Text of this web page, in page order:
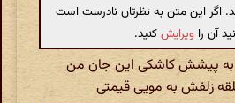
اگر این متن به نظرتان نادرست است
آن را ویرایشکنید.
پیشش کاشکی این جان من
زلفش به مویی قیمتی